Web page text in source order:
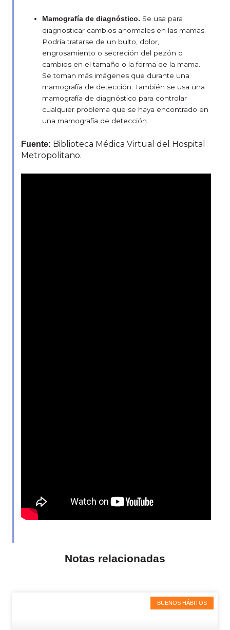
Mamografía de diagnóstico. Se usa para
diagnosticar cambios anormales en las mamas.
Podría tratarse de un bulto, dolor,
engrosamiento o secreción del pezón o
cambios en el tamaño o la forma de la mama.
Se toman más imágenes que durante una
mamografía de detección. También se usa una
mamografía de diagnóstico para controlar
cualquier problema que se haya encontrado en
una mamografía de detección.
Fuente: Biblioteca Médica Virtual del Hospital
Metropolitano.
Notas relacionadas
BUENOS HÁBITOS